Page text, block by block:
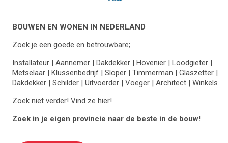
BOUWEN EN WONEN IN NEDERLAND
Zoek je een goede en betrouwbare;
Installateur | Aannemer | Dakdekker | Hovenier | Loodgieter |
Metselaar | Klussenbedrijf | Sloper | Timmerman | Glaszetter |
Dakdekker | Schilder | Uitvoerder | Voeger | Architect | Winkels
Zoek niet verder! Vind ze hier!
Zoek in je eigen provincie naar de beste in de bouw!